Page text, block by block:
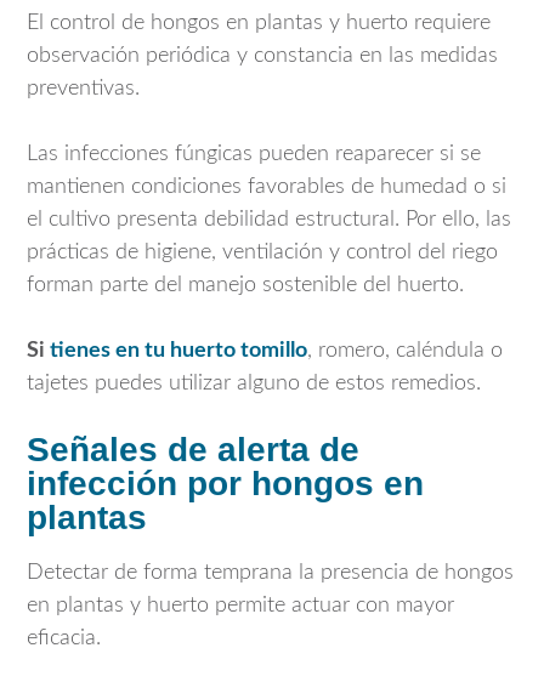
El control de hongos en plantas y huerto requiere
observación periódica y constancia en las medidas
preventivas.
Las infecciones fúngicas pueden reaparecer si se
mantienen condiciones favorables de humedad o si
el cultivo presenta debilidad estructural. Por ello, las
prácticas de higiene, ventilación y control del riego
forman parte del manejo sostenible del huerto.
Si tienes en tu huerto tomillo, romero, caléndula o
tajetes puedes utilizar alguno de estos remedios.
Señales de alerta de
infección por hongos en
plantas
Detectar de forma temprana la presencia de hongos
en plantas y huerto permite actuar con mayor
eficacia.